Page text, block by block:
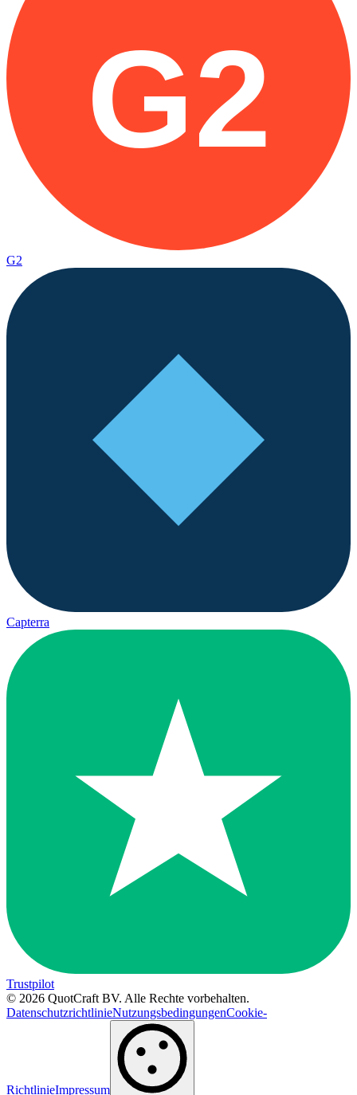
G2
G2
Capterra
Trustpilot
© 2026 QuotCraft BV. Alle Rechte vorbehalten.
DatenschutzrichtlinieNutzungsbedingungenCookie-
RichtlinieImpressum